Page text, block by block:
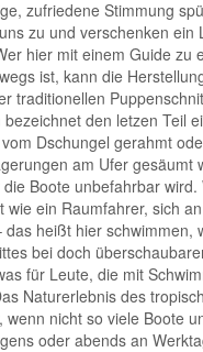
zufriedene Stimmung
zu und verschenken ein
hier mit einem Guide zu
ist, kann die
traditionellen
den letzen Teil
Dschungel gerahmt
am Ufer gesäumt
Boote unbefahrbar
wie ein Raumfahrer, sich
das heißt hier schwimmen,
bei doch
für Leute, die mit
Naturerlebnis des
wenn nicht so viele Boote
oder abends an